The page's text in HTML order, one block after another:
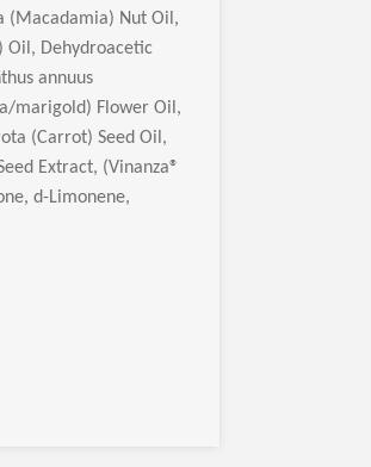
(Macadamia) Nut Oil,
Oil, Dehydroacetic
annuus
marigold) Flower Oil,
(Carrot) Seed Oil,
Extract, (Vinanza®
d-Limonene,